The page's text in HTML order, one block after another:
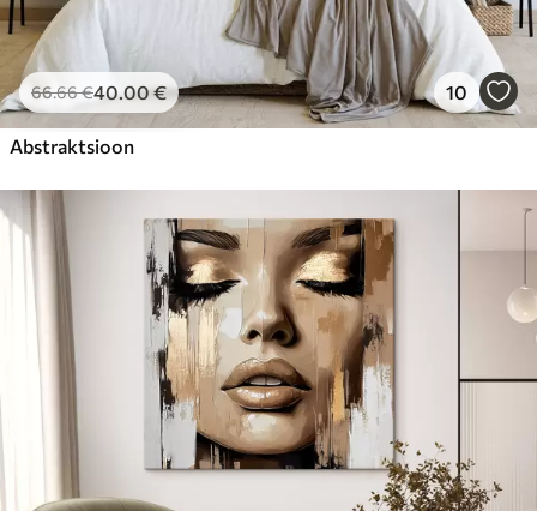
66.66€40.00€ 10
Abstraktsioon